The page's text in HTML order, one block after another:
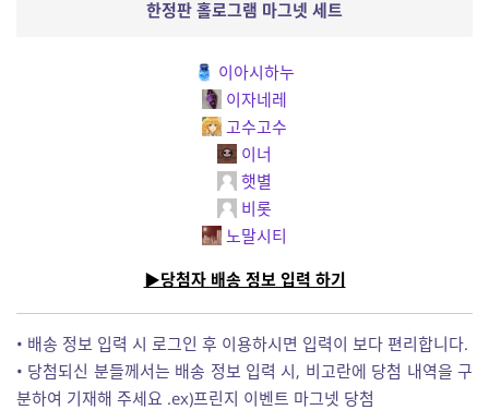
한정판 홀로그램 마그넷 세트
이아시하누
이자네레
고수고수
이너
햇별
비롯
노말시티
▶당첨자 배송 정보 입력 하기
• 배송 정보 입력 시 로그인 후 이용하시면 입력이 보다 편리합니다.
• 당첨되신 분들께서는 배송 정보 입력 시, 비고란에 당첨 내역을 구
분하여 기재해 주세요 .ex)프린지 이벤트 마그넷 당첨